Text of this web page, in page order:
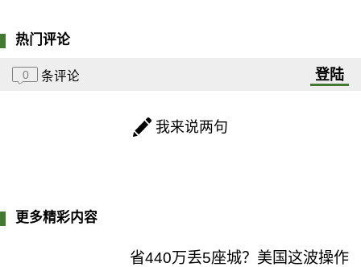
热门评论
0 条评论 登陆
我来说两句
更多精彩内容
省440万丢5座城？美国这波操作